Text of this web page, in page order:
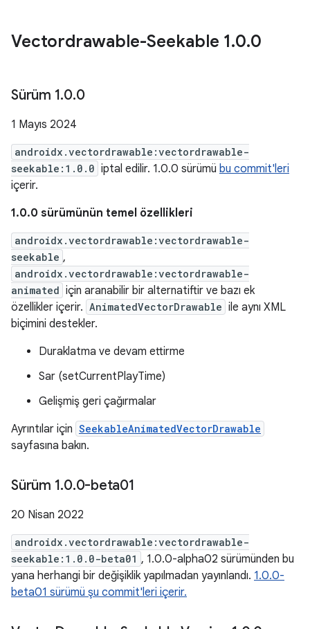
Vectordrawable-Seekable 1.0.0
Sürüm 1.0.0
1 Mayıs 2024
androidx.vectordrawable:vectordrawable-
seekable:1.0.0 iptal edilir. 1.0.0 sürümü bu commit'leri
içerir.
1.0.0 sürümünün temel özellikleri
androidx.vectordrawable:vectordrawable-
seekable ,
androidx.vectordrawable:vectordrawable-
animated için aranabilir bir alternatiftir ve bazı ek
özellikler içerir. AnimatedVectorDrawable ile aynı XML
biçimini destekler.
Duraklatma ve devam ettirme
Sar (setCurrentPlayTime)
Gelişmiş geri çağırmalar
Ayrıntılar için SeekableAnimatedVectorDrawable
sayfasına bakın.
Sürüm 1.0.0-beta01
20 Nisan 2022
androidx.vectordrawable:vectordrawable-
seekable:1.0.0-beta01 , 1.0.0-alpha02 sürümünden bu
yana herhangi bir değişiklik yapılmadan yayınlandı. 1.0.0-
beta01 sürümü şu commit'leri içerir.